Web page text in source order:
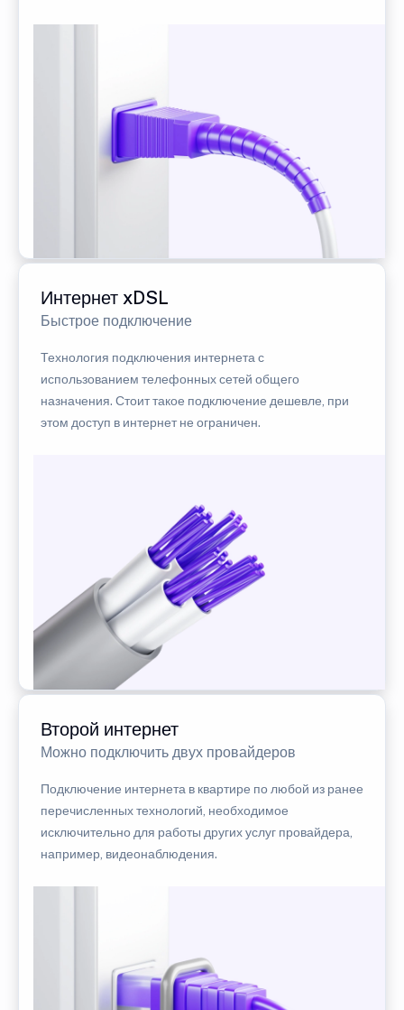
Интернет xDSL
Быстрое подключение
Технология подключения интернета с
использованием телефонных сетей общего
назначения. Стоит такое подключение дешевле, при
этом доступ в интернет не ограничен.
Второй интернет
Можно подключить двух провайдеров
Подключение интернета в квартире по любой из ранее
перечисленных технологий, необходимое
исключительно для работы других услуг провайдера,
например, видеонаблюдения.